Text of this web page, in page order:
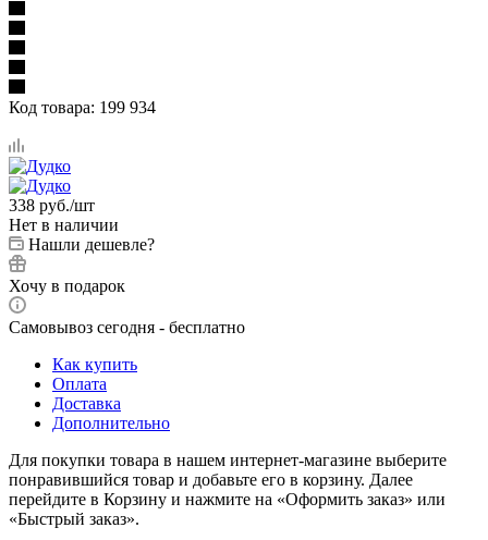
Код товара: 199 934
338 руб./шт
Нет в наличии
Нашли дешевле?
Хочу в подарок
Самовывоз сегодня - бесплатно
Как купить
Оплата
Доставка
Дополнительно
Для покупки товара в нашем интернет-магазине выберите
понравившийся товар и добавьте его в корзину. Далее
перейдите в Корзину и нажмите на «Оформить заказ» или
«Быстрый заказ».